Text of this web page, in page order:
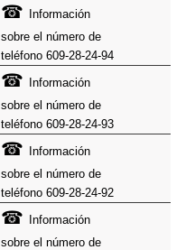
☎ Información
sobre el número de
teléfono 609-28-24-94
☎ Información
sobre el número de
teléfono 609-28-24-93
☎ Información
sobre el número de
teléfono 609-28-24-92
☎ Información
sobre el número de